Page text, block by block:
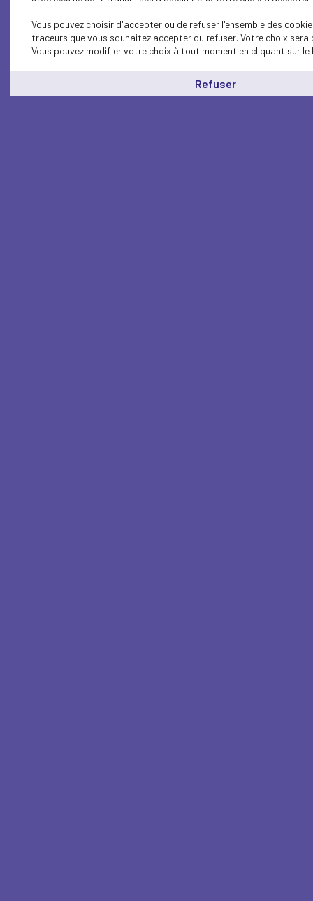
Vous pouvez choisir d'accepter ou de refuser l'ensemble des
traceurs que vous souhaitez accepter ou refuser. Votre choix
Vous pouvez modifier votre choix à tout moment en cliquant sur le
Refuser